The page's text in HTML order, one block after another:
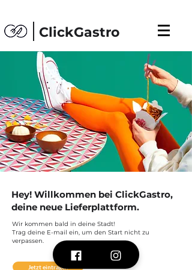
ClickGastro
Hey! Willkommen bei ClickGastro,
deine neue Lieferplattform.
Wir kommen bald in deine Stadt!
Trag deine E-mail ein, um den Start nicht zu
verpassen.
Jetzt eintragen